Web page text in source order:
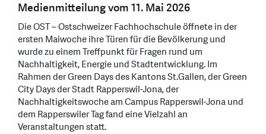
Medienmitteilung vom 11. Mai 2026
Die OST – Ostschweizer Fachhochschule öffnete in der
ersten Maiwoche ihre Türen für die Bevölkerung und
wurde zu einem Treffpunkt für Fragen rund um
Nachhaltigkeit, Energie und Stadtentwicklung. Im
Rahmen der Green Days des Kantons St.Gallen, der Green
City Days der Stadt Rapperswil-Jona, der
Nachhaltigkeitswoche am Campus Rapperswil-Jona und
dem Rapperswiler Tag fand eine Vielzahl an
Veranstaltungen statt.